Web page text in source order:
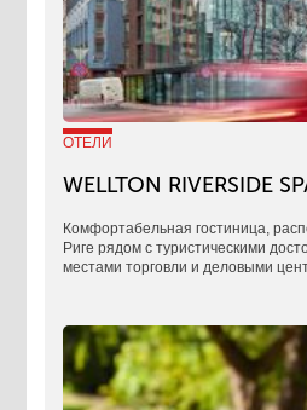
ОТЕЛИ
WELLTON RIVERSIDE
Комфортабельная гостиница,
Риге рядом с туристическими
местами торговли и деловыми